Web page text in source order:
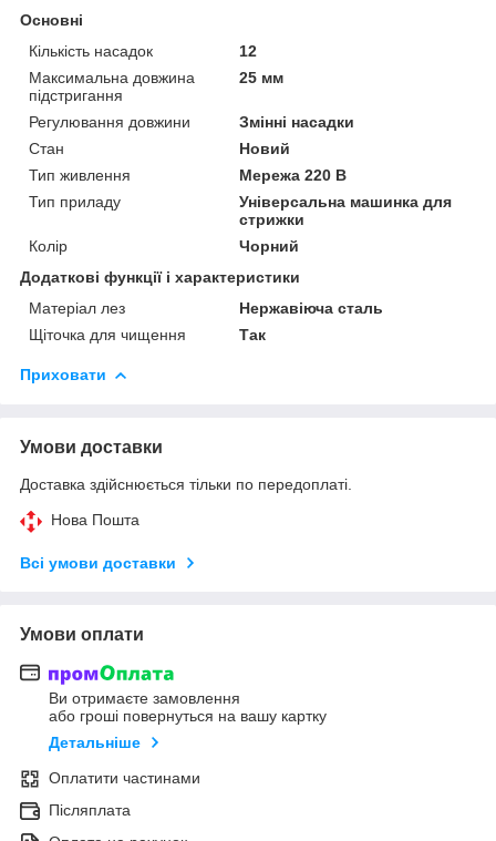
Основні
Кількість насадок
12
Максимальна довжина
підстригання
25 мм
Регулювання довжини
Змінні насадки
Стан
Новий
Тип живлення
Мережа 220 В
Тип приладу
Універсальна машинка для
стрижки
Колір
Чорний
Додаткові функції і характеристики
Матеріал лез
Нержавіюча сталь
Щіточка для чищення
Так
Приховати
Умови доставки
Доставка здійснюється тільки по передоплаті.
Нова Пошта
Всі умови доставки
Умови оплати
Ви отримаєте замовлення
або гроші повернуться на вашу картку
Детальніше
Оплатити частинами
Післяплата